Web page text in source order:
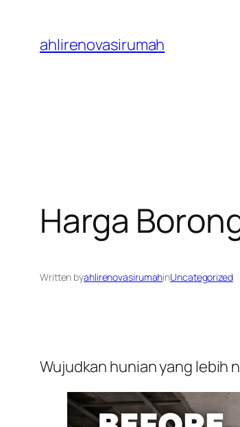
content
ahlirenovasirumah
Harga
Written byahlirenovasirumahinUncategorized
Wujudkan hunian yang lebih